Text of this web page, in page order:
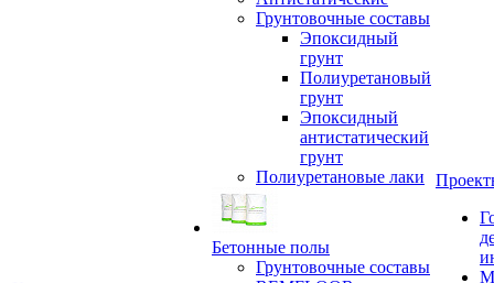
Грунтовочные составы
Эпоксидный
грунт
Полиуретановый
грунт
Эпоксидный
антистатический
грунт
Полиуретановые лаки
Бетонные полы
Грунтовочные составы